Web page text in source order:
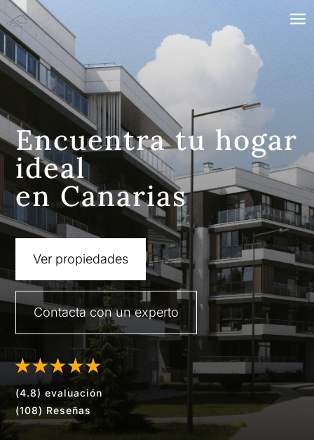
a
Encuentra tu hogar
ideal
en Canarias
Ver propiedades
Contacta con un experto
(4.8) evaluación
(108) Reseñas